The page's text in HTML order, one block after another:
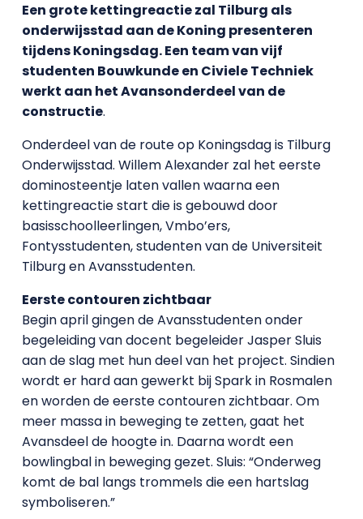
Een grote kettingreactie zal Tilburg als
onderwijsstad aan de Koning presenteren
tijdens Koningsdag. Een team van vijf
studenten Bouwkunde en Civiele Techniek
werkt aan het Avansonderdeel van de
constructie.
Onderdeel van de route op Koningsdag is Tilburg
Onderwijsstad. Willem Alexander zal het eerste
dominosteentje laten vallen waarna een
kettingreactie start die is gebouwd door
basisschoolleerlingen, Vmbo’ers,
Fontysstudenten, studenten van de Universiteit
Tilburg en Avansstudenten.
Eerste contouren zichtbaar
Begin april gingen de Avansstudenten onder
begeleiding van docent begeleider Jasper Sluis
aan de slag met hun deel van het project. Sindien
wordt er hard aan gewerkt bij Spark in Rosmalen
en worden de eerste contouren zichtbaar. Om
meer massa in beweging te zetten, gaat het
Avansdeel de hoogte in. Daarna wordt een
bowlingbal in beweging gezet. Sluis: “Onderweg
komt de bal langs trommels die een hartslag
symboliseren.”